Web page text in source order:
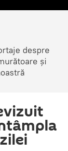
despre
și